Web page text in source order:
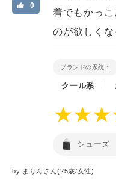
0
着でもかっ
のが欲しくな
ブランドの系統：
クール系
シューズ
by まりん さん(25歳/女性)